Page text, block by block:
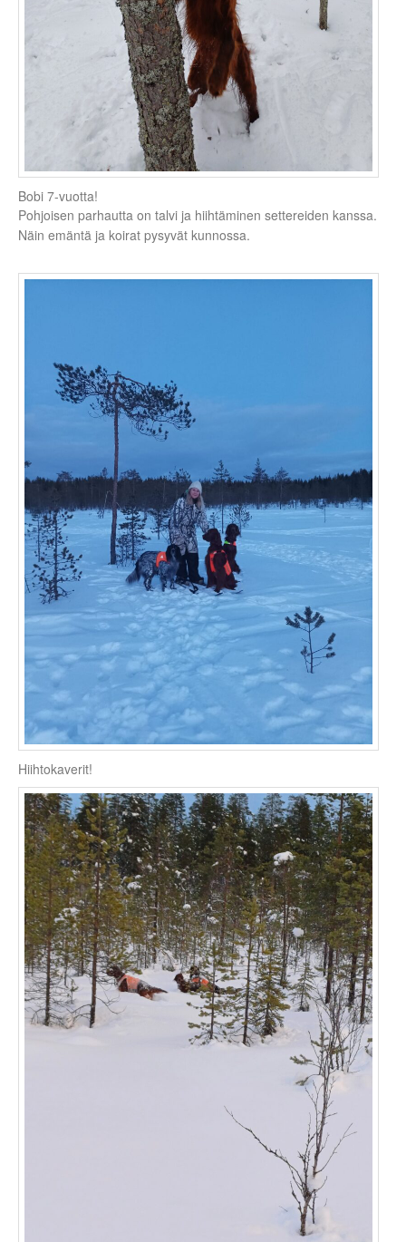
Bobi 7-vuotta!
Pohjoisen parhautta on talvi ja hiihtäminen settereiden kanssa.
Näin emäntä ja koirat pysyvät kunnossa.
Hiihtokaverit!